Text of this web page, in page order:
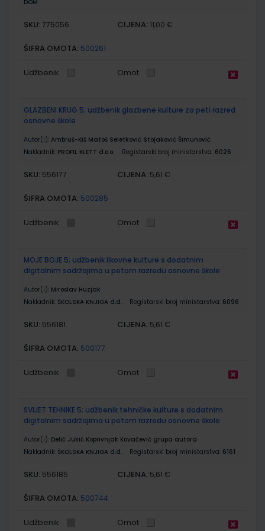
DOM
SKU: 775056 CIJENA: 11,00 €
ŠIFRA OMOTA: 500261
Udžbenik Omot
GLAZBENI KRUG 5; udžbenik glazbene kulture za peti razred
osnovne škole
Autor(i): Ambruš-Kiš Matoš Seletković Stojaković Šimunović
Nakladnik: PROFIL KLETT d.o.o. Registarski broj ministarstva: 6026
SKU: 556177 CIJENA: 5,61 €
ŠIFRA OMOTA: 500285
Udžbenik Omot
MOJE BOJE 5; udžbenik likovne kulture s dodatnim
digitalnim sadržajima u petom razredu osnovne škole
Autor(i): Miroslav Huzjak
Nakladnik: ŠKOLSKA KNJIGA d.d. Registarski broj ministarstva: 6096
SKU: 556181 CIJENA: 5,61 €
ŠIFRA OMOTA: 500177
Udžbenik Omot
SVIJET TEHNIKE 5; udžbenik tehničke kulture s dodatnim
digitalnim sadržajima u petom razredu osnovne škole
Autor(i): Delić Jukić Koprivnjak Kovačević grupa autora
Nakladnik: ŠKOLSKA KNJIGA d.d. Registarski broj ministarstva: 6161
SKU: 556185 CIJENA: 5,61 €
ŠIFRA OMOTA: 500744
Udžbenik Omot